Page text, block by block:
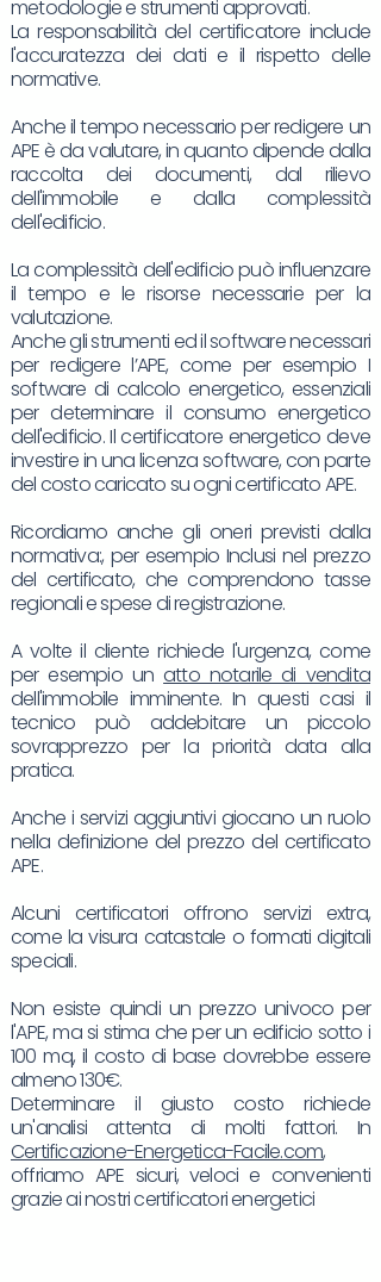
metodologie e strumenti approvati.
La responsabilità del certificatore include
l'accuratezza dei dati e il rispetto delle
normative.
Anche il tempo necessario per redigere un
APE è da valutare, in quanto dipende dalla
raccolta dei documenti, dal rilievo
dell'immobile e dalla complessità
dell'edificio.
La complessità dell'edificio può influenzare
il tempo e le risorse necessarie per la
valutazione.
Anche gli strumenti ed il software necessari
per redigere l’APE, come per esempio I
software di calcolo energetico, essenziali
per determinare il consumo energetico
dell'edificio. Il certificatore energetico deve
investire in una licenza software, con parte
del costo caricato su ogni certificato APE.
Ricordiamo anche gli oneri previsti dalla
normativa:, per esempio Inclusi nel prezzo
del certificato, che comprendono tasse
regionali e spese di registrazione.
A volte il cliente richiede l'urgenza, come
per esempio unatto notarile di vendita
dell'immobile imminente. In questi casi il
tecnico può addebitare un piccolo
sovrapprezzo per la priorità data alla
pratica.
Anche i servizi aggiuntivi giocano un ruolo
nella definizione del prezzo del certificato
APE.
Alcuni certificatori offrono servizi extra,
come la visura catastale o formati digitali
speciali.
Non esiste quindi un prezzo univoco per
l'APE, ma si stima che per un edificio sotto i
100 mq, il costo di base dovrebbe essere
almeno 130€.
Determinare il giusto costo richiede
un'analisi attenta di molti fattori. In
Certificazione-Energetica-Facile.com,
offriamo APE sicuri, veloci e convenienti
grazie ai nostri certificatori energetici